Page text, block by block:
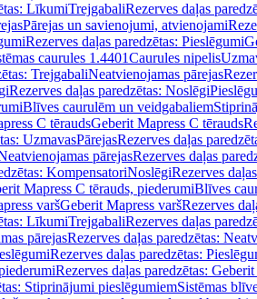
LīkumiTrejgabaliRezerves daļas
Pārejas un savienojumi, atvienojami
Rezerves daļas paredzētas: Pieslēgumi
caurules 1.4401Caurules nipelis
TrejgabaliNeatvienojamas pārejas
Rezerves daļas paredzētas: Noslēgi
Blīves caurulēm un veidgabaliem
C tēraudsGeberit Mapress C tērauds
UzmavasPārejasRezerves daļas
pārejasRezerves daļas
KompensatoriNoslēgiRezerves
Mapress C tērauds, piederumiBlīves
varšGeberit Mapress varšRezerves
LīkumiTrejgabaliRezerves daļas
pārejasRezerves daļas paredzētas:
Rezerves daļas paredzētas:
Rezerves daļas paredzētas:
Stiprinājumi pieslēgumiemSistēmas